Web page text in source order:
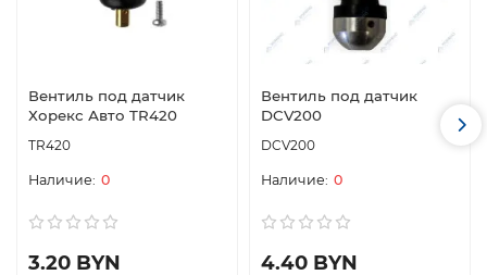
Вентиль под датчик
Хорекс Авто TR420
TR420
0
3.20 BYN
Вентиль под датчик
DCV200
DCV200
0
4.40 BYN